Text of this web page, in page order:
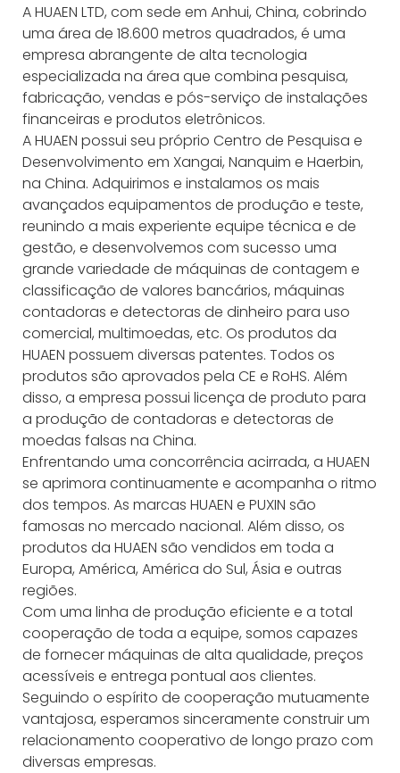
A HUAEN LTD, com sede em Anhui, China, cobrindo
uma área de 18.600 metros quadrados, é uma
empresa abrangente de alta tecnologia
especializada na área que combina pesquisa,
fabricação, vendas e pós-serviço de instalações
financeiras e produtos eletrônicos.
A HUAEN possui seu próprio Centro de Pesquisa e
Desenvolvimento em Xangai, Nanquim e Haerbin,
na China. Adquirimos e instalamos os mais
avançados equipamentos de produção e teste,
reunindo a mais experiente equipe técnica e de
gestão, e desenvolvemos com sucesso uma
grande variedade de máquinas de contagem e
classificação de valores bancários, máquinas
contadoras e detectoras de dinheiro para uso
comercial, multimoedas, etc. Os produtos da
HUAEN possuem diversas patentes. Todos os
produtos são aprovados pela CE e RoHS. Além
disso, a empresa possui licença de produto para
a produção de contadoras e detectoras de
moedas falsas na China.
Enfrentando uma concorrência acirrada, a HUAEN
se aprimora continuamente e acompanha o ritmo
dos tempos. As marcas HUAEN e PUXIN são
famosas no mercado nacional. Além disso, os
produtos da HUAEN são vendidos em toda a
Europa, América, América do Sul, Ásia e outras
regiões.
Com uma linha de produção eficiente e a total
cooperação de toda a equipe, somos capazes
de fornecer máquinas de alta qualidade, preços
acessíveis e entrega pontual aos clientes.
Seguindo o espírito de cooperação mutuamente
vantajosa, esperamos sinceramente construir um
relacionamento cooperativo de longo prazo com
diversas empresas.